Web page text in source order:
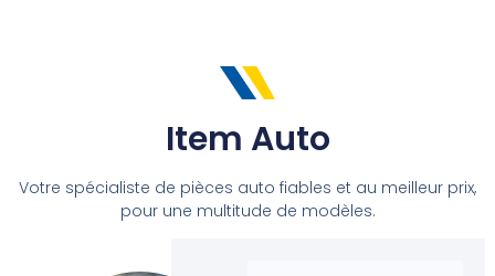
Item Auto
Votre spécialiste de pièces auto fiables et au meilleur prix,
pour une multitude de modèles.